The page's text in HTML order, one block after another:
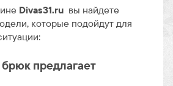
Divas31.ru вы найдете
которые подойдут для
предлагает